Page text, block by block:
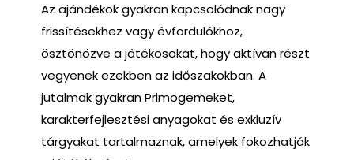
Az ajándékok gyakran kapcsolódnak nagy
frissítésekhez vagy évfordulókhoz,
ösztönözve a játékosokat, hogy aktívan részt
vegyenek ezekben az időszakokban. A
jutalmak gyakran Primogemeket,
karakterfejlesztési anyagokat és exkluzív
tárgyakat tartalmaznak, amelyek fokozhatják